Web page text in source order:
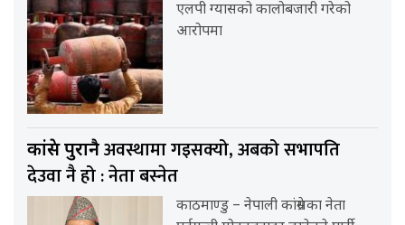
एलपी ग्यासको कालोबजारी गरेको
आरोपमा
कांग्रेस पुरानैअवस्थामा गइसक्यो, अबको सभापति
देउवा नै हो : नेता बस्नेत
काठमाण्डु – नेपाली कांग्रेसका नेता